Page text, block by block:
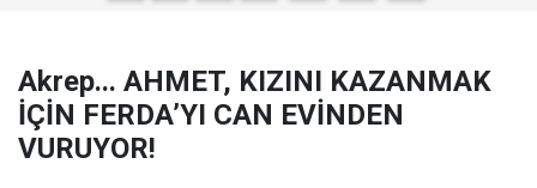
Akrep... AHMET, KIZINI KAZANMAK
İÇİN FERDA’YI CAN EVİNDEN
VURUYOR!